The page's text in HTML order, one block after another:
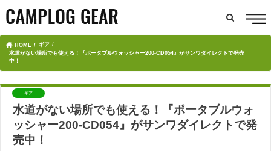
HOME
ギア
水道がない場所でも使える！『ポータブルウォッシャー200-CD054』がサンワダイレクトで発売
中！
ギア
水道がない場所でも使える！『ポータブルウォ
ッシャー200-CD054』がサンワダイレクトで発
売中！